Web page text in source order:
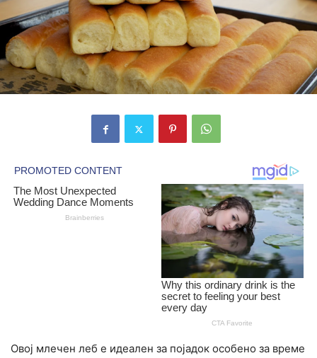
Овој млечен леб е идеален за појадок особено за време